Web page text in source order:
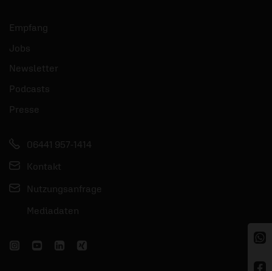
Empfang
Jobs
Newsletter
Podcasts
Presse
06441 957-1414
Kontakt
Nutzungsanfrage
Mediadaten